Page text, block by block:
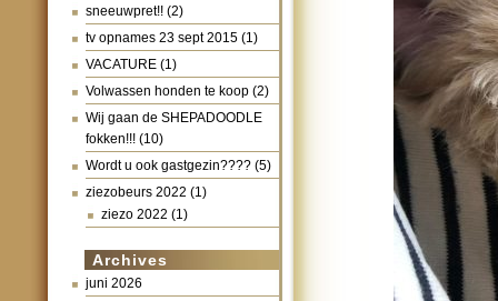
sneeuwpret!! (2)
tv opnames 23 sept 2015 (1)
VACATURE (1)
Volwassen honden te koop (2)
Wij gaan de SHEPADOODLE
fokken!!! (10)
Wordt u ook gastgezin???? (5)
ziezobeurs 2022 (1)
ziezo 2022 (1)
Archives
juni 2026